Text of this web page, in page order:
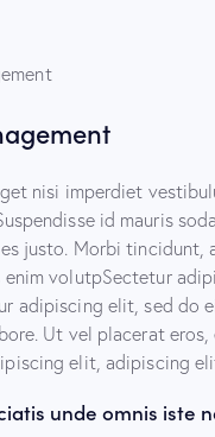
nisi imperdiet
id mauris
justo. Morbi tincidunt,
volutpSectetur
adipiscing elit, sed do
Ut vel placerat
elit, adipiscing
unde omnis iste